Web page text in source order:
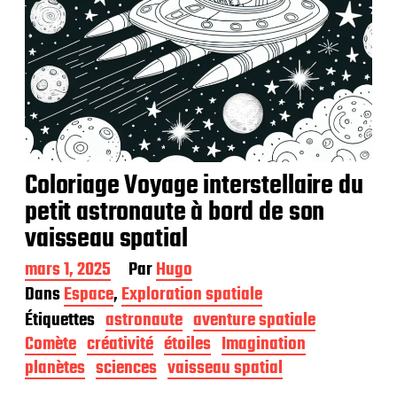
Coloriage Voyage interstellaire du
petit astronaute à bord de son
vaisseau spatial
D
a
t
e
d
e
p
mars 1, 2025 ParHugo
DansEspace,Exploration spatiale
Étiquettes astronaute aventure spatiale
Comète créativité étoiles Imagination
planètes sciences vaisseau spatial